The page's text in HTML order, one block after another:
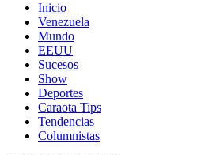
Inicio
Venezuela
Mundo
EEUU
Sucesos
Show
Deportes
Caraota Tips
Tendencias
Columnistas